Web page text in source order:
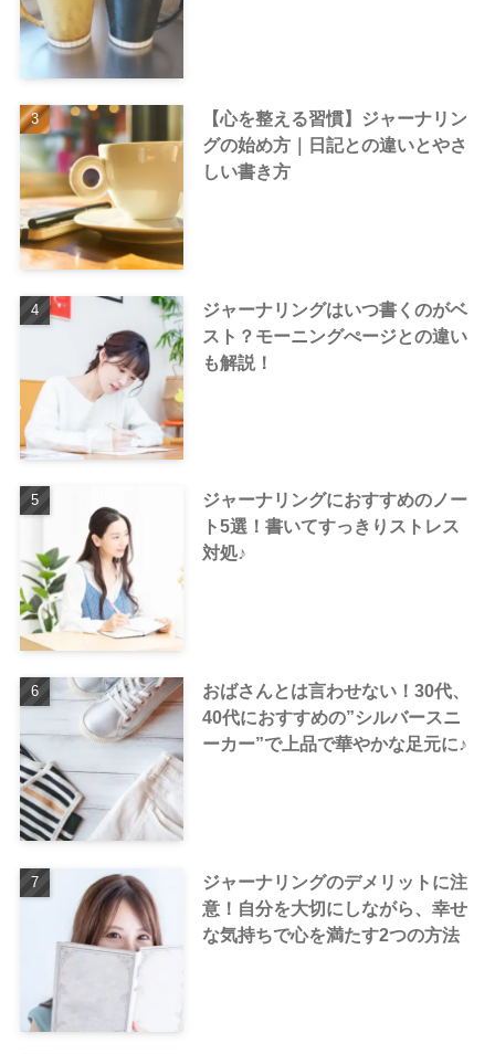
【心を整える習慣】ジャーナリン
グの始め方｜日記との違いとやさ
しい書き方
ジャーナリングはいつ書くのがベ
スト？モーニングぺージとの違い
も解説！
ジャーナリングにおすすめのノー
ト5選！書いてすっきりストレス
対処♪
おばさんとは言わせない！30代、
40代におすすめの”シルバースニ
ーカー”で上品で華やかな足元に♪
ジャーナリングのデメリットに注
意！自分を大切にしながら、幸せ
な気持ちで心を満たす2つの方法